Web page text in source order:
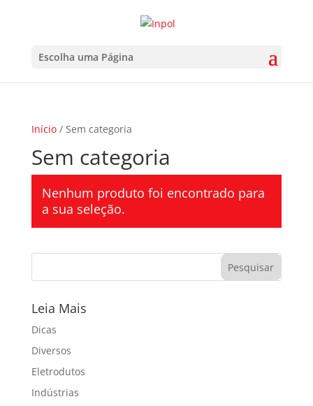
Escolha uma Página
Início/ Sem categoria
Sem categoria
Nenhum produto foi encontrado para
a sua seleção.
Leia Mais
Dicas
Diversos
Eletrodutos
Indústrias